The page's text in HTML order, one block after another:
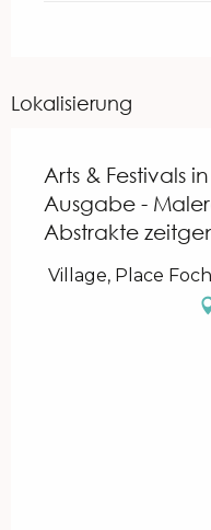
Lokalisierung
Arts & Festivals
Ausgabe -
Abstrakte
Village, Place